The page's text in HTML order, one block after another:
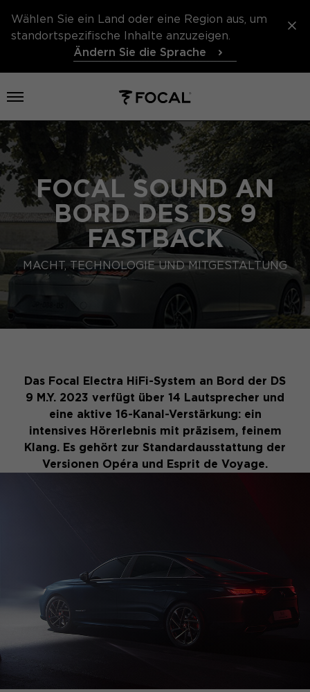
Wählen Sie ein Land oder eine Region aus, um
standortspezifische Inhalte anzuzeigen.
Ändern Sie die Sprache
Menü öffnen
FOCAL SOUND AN
BORD DES DS 9
FASTBACK
MACHT, TECHNOLOGIE UND MITGESTALTUNG
Das Focal Electra HiFi-System an Bord der DS
9 M.Y. 2023 verfügt über 14 Lautsprecher und
eine aktive 16-Kanal-Verstärkung: ein
intensives Hörerlebnis mit präzisem, feinem
Klang. Es gehört zur Standardausstattung der
Versionen Opéra und Esprit de Voyage.